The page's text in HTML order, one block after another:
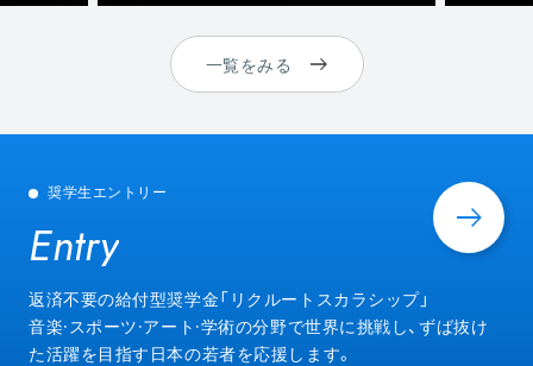
一覧をみる
奨学生エントリー
Entry
Entry
返済不要の給付型奨学金「リクルートスカラシップ」
音楽·スポーツ·アート·学術の分野で世界に挑戦し、ずば抜け
た活躍を目指す日本の若者を応援します。